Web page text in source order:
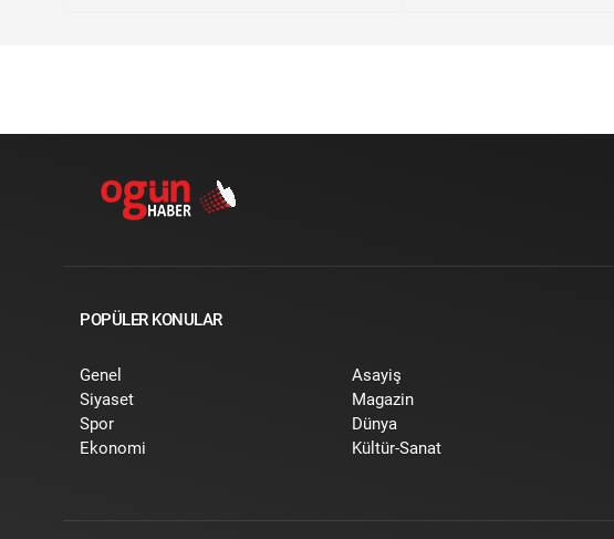
POPÜLER KONULAR
Genel
Siyaset
Spor
Ekonomi
Asayiş
Magazin
Dünya
Kültür-Sanat